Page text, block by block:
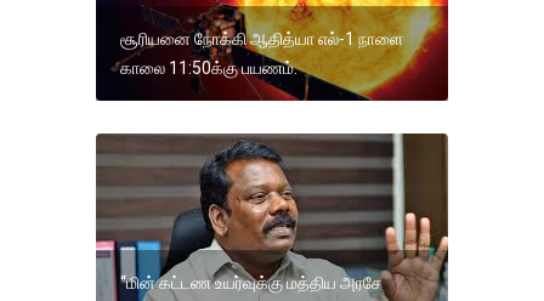
சூரியனை நோக்கி ஆதித்யா எல்-1 நாளை
காலை 11:50க்கு பயணம்.
“மின் கட்டண உயர்வுக்கு மத்திய அரசே